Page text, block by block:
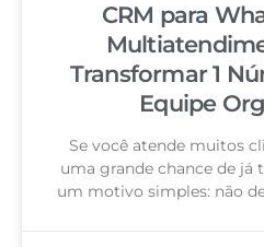
CRM para
Transformar 1
Equipe
Se você atende muitos
uma grande chance de já
um motivo simples: não